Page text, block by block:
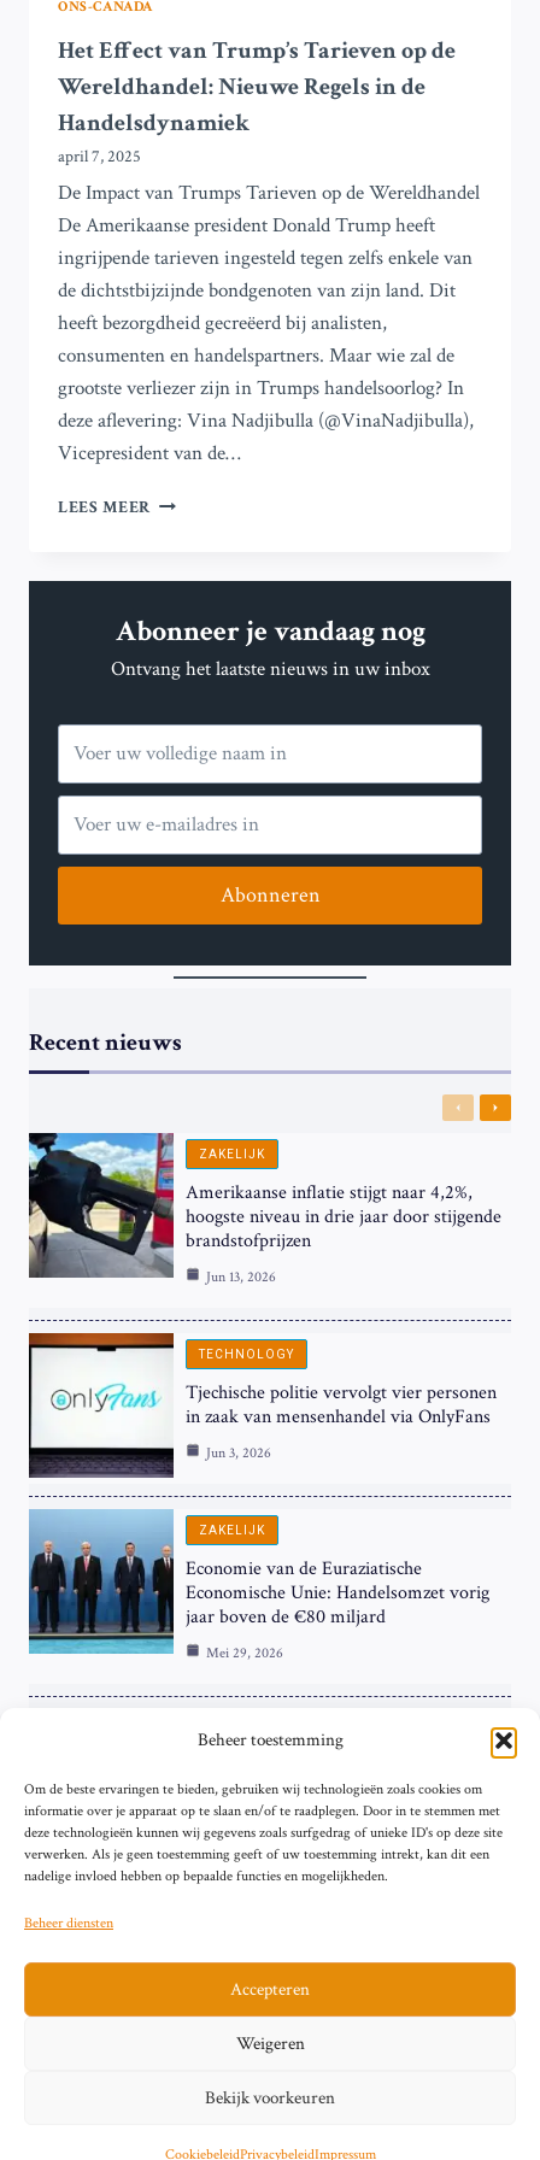
Beheer toestemming
Om de beste ervaringen te bieden, gebruiken wij technologieën zoals cookies om
informatie over je apparaat op te slaan en/of te raadplegen. Door in te stemmen met
deze technologieën kunnen wij gegevens zoals surfgedrag of unieke ID's op deze site
verwerken. Als je geen toestemming geeft of uw toestemming intrekt, kan dit een
nadelige invloed hebben op bepaalde functies en mogelijkheden.
Beheer diensten
Accepteren
Weigeren
Bekijk voorkeuren
CookiebeleidPrivacybeleidImpressum
ONS-CANADA
Het Effect van Trump’s Tarieven op de
Wereldhandel: Nieuwe Regels in de
Handelsdynamiek
april 7, 2025
De Impact van Trumps Tarieven op de Wereldhandel
De Amerikaanse president Donald Trump heeft
ingrijpende tarieven ingesteld tegen zelfs enkele van
de dichtstbijzijnde bondgenoten van zijn land. Dit
heeft bezorgdheid gecreëerd bij analisten,
consumenten en handelspartners. Maar wie zal de
grootste verliezer zijn in Trumps handelsoorlog? In
deze aflevering: Vina Nadjibulla (@VinaNadjibulla),
Vicepresident van de…
LEES MEER HET
TRUMP’S
OP
WERELDHANDEL:
REGELS
IN
DE
Abonneer je vandaag nog
Ontvang het laatste nieuws in uw inbox
Abonneren
Recent nieuws
Previous
Next
ZAKELIJK
Amerikaanse inflatie stijgt naar 4,2%,
hoogste niveau in drie jaar door stijgende
brandstofprijzen
Jun 13, 2026
TECHNOLOGY
Tjechische politie vervolgt vier personen
in zaak van mensenhandel via OnlyFans
Jun 3, 2026
ZAKELIJK
Economie van de Euraziatische
Economische Unie: Handelsomzet vorig
jaar boven de €80 miljard
Mei 29, 2026
ZAKELIJK
Hardnekkige Inflatie bij de ‘Grote Vier’
van de Eurozone
Mei 29, 2026
Sitemap Contact Privacybeleid (EU)
Impressum
Cookiebeleid (EU)